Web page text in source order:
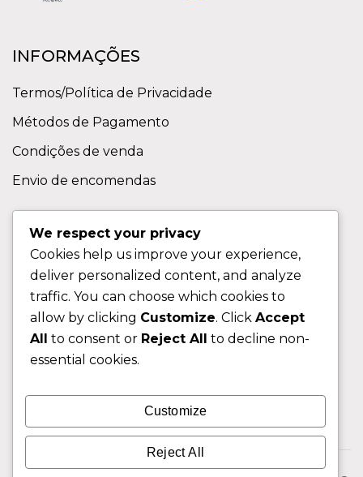
INFORMAÇÕES
Termos/Política de Privacidade
Métodos de Pagamento
Condições de venda
Envio de encomendas
Contactos
Sobre nos
FAQ (Perguntas Frequentes)
CLIENTE
Área do Cliente
Livro de Reclamações
We respect your privacy
Cookies help us improve your experience,
deliver personalized content, and analyze
traffic. You can choose which cookies to
allow by clicking Customize. Click Accept
All to consent or Reject All to decline non-
essential cookies.
Customize
Reject All